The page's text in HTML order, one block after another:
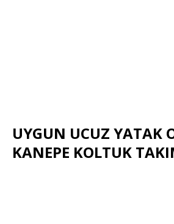
UYGUN UCUZ YATAK
KANEPE KOLTUK